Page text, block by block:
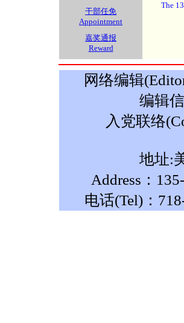
干部任免
Appointment
嘉奖通报
Reward
The
网络编辑
编辑
入党联络
地址:
Address：
电话(Tel)：